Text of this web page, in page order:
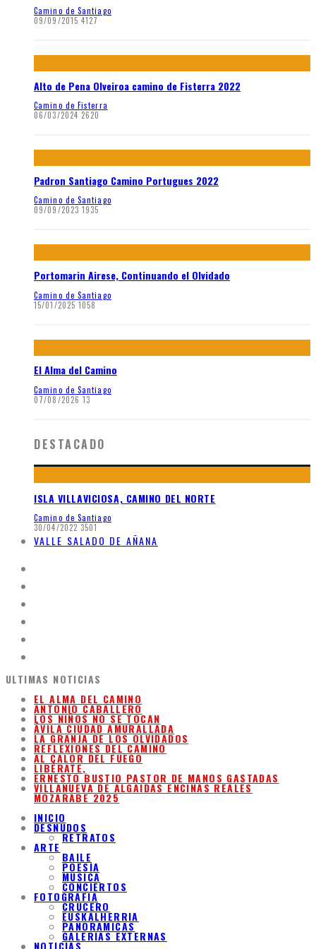
Camino de Santiago
09/09/2015 4127
Alto de Pena Olveiroa camino de Fisterra 2022
Camino de Fisterra
06/03/2024 2620
Padron Santiago Camino Portugues 2022
Camino de Santiago
09/09/2023 1935
Portomarin Airese, Continuando el Olvidado
Camino de Santiago
15/01/2025 1058
El Alma del Camino
Camino de Santiago
07/08/2026 13
DESTACADO
ISLA VILLAVICIOSA, CAMINO DEL NORTE
Camino de Santiago
30/04/2022 3501
VALLE SALADO DE AÑANA
ULTIMAS NOTICIAS
EL ALMA DEL CAMINO
ANTONIO CABALLERO
LOS NIÑOS NO SE TOCAN
ÁVILA CIUDAD AMURALLADA
LA GRANJA DE LOS OLVIDADOS
REFLEXIONES DEL CAMINO
AL CALOR DEL FUEGO
LIBÉRATE,
ERNESTO BUSTIO PASTOR DE MANOS GASTADAS
VILLANUEVA DE ALGAIDAS ENCINAS REALES
MOZARABE 2025
INICIO
DESNUDOS
RETRATOS
ARTE
BAILE
POESIA
MUSICA
CONCIERTOS
FOTOGRAFIA
CRUCERO
EUSKALHERRIA
PANORAMICAS
GALERIAS EXTERNAS
NOTICIAS